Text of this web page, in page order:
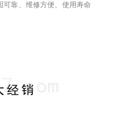
可靠、维修方便、使用寿命